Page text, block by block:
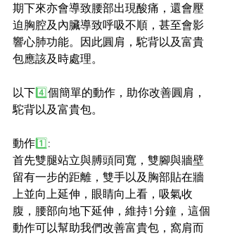
期下來亦會導致腰部出現酸痛，還會壓
迫胸腔及內臟導致呼吸不順，甚至會影
響心肺功能。因此圓肩，駝背以及富貴
包應該及時處理。
以下4️⃣個簡單的動作，助你改善圓肩，
駝背以及富貴包。
動作1️⃣:
首先雙腿站立與膊頭同寬，雙腳與牆壁
留有一步的距離，雙手以及胸部貼在牆
上並向上延伸，眼睛向上看，吸氣收
腹，腰部向地下延伸，維持1分鐘，這個
動作可以幫助我們改善富貴包，窩肩而